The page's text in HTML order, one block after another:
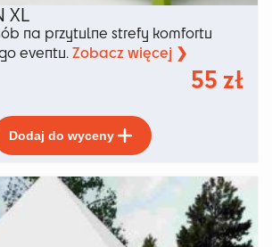
XL
na przytulne strefy komfortu
eventu. Zobacz więcej ❯
55 zł
Dodaj do wyceny
produkt
ma
wiele
wariantów.
Opcje
można